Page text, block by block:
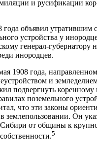
и русификации
объявил утратившим
устройства у
генерал-губернатору
инородцев.
1908 года, направленном
и
подвергнуть коренному
поземельного
что эти законы
землепользовании. Он
Сибири от общины к
5